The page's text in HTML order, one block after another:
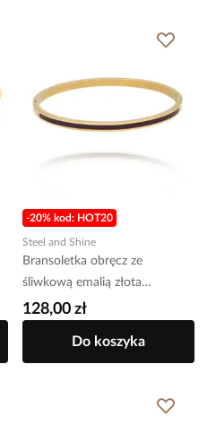
-20% kod: HOT20
Steel and Shine
Bransoletka obręcz ze
śliwkową emalią złota
BSA0805
128,00 zł
Do koszyka